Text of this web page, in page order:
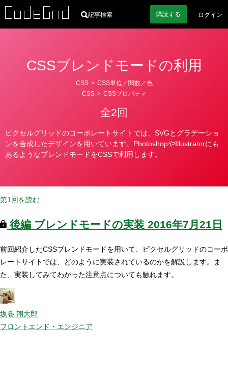
記事検索 購読する ログイン
CSSブレンドモードの利用
CSS > CSS単位／関数／色
CSS > CSSプロパティ
全2回
ピクセルグリッドのコーポレートサイトでは、SVGとグラデーショ
ンを合成したデザインを用いています。PhotoshopやIllustratorにも
あるようなブレンドモードをCSSで利用します。
第1回を読む
後編 ブレンドモードの実装 2016年7月21日
前回紹介したCSSブレンドモードを用いて、ピクセルグリッドのコーポ
レートサイトでは、どのように実装されているのかを解説します。ま
た、実装してみてわかった注意点についても触れます。
坂巻 翔大郎
フロントエンド・エンジニア